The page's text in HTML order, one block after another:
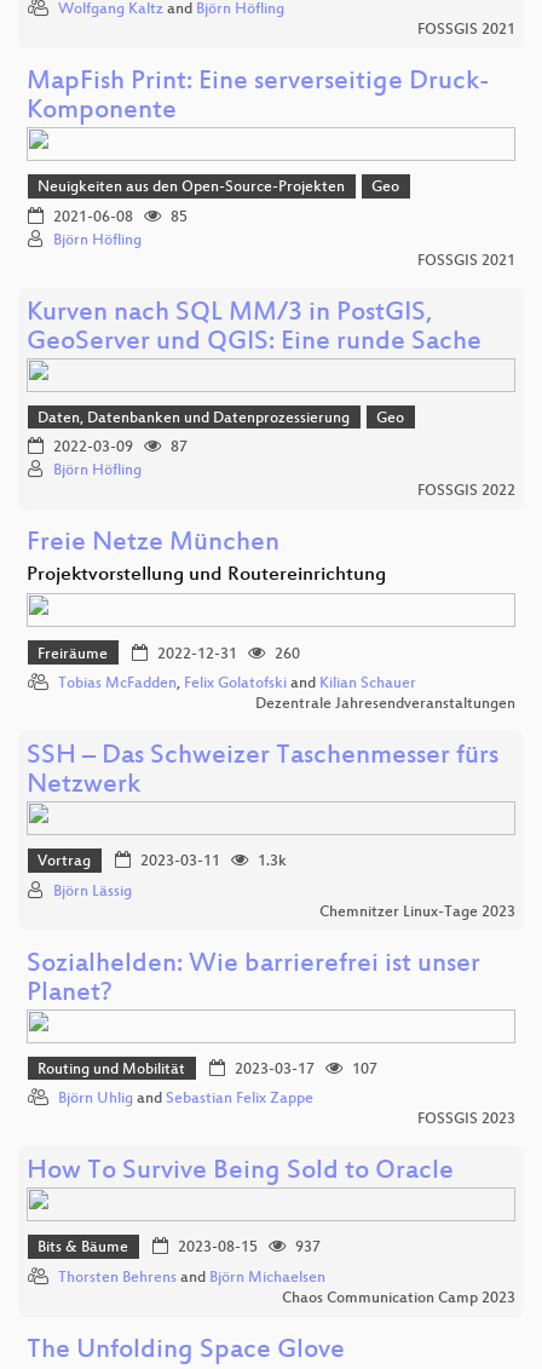
Wolfgang Kaltz and Björn Höfling
FOSSGIS 2021
MapFish Print: Eine serverseitige Druck-
Komponente
Neuigkeiten aus den Open-Source-Projekten
Geo
2021-06-08
85
Björn Höfling
FOSSGIS 2021
Kurven nach SQL MM/3 in PostGIS,
GeoServer und QGIS: Eine runde Sache
Daten, Datenbanken und Datenprozessierung
Geo
2022-03-09
87
Björn Höfling
FOSSGIS 2022
Freie Netze München
Projektvorstellung und Routereinrichtung
Freiräume 2022-12-31
260
Tobias McFadden, Felix Golatofski and Kilian Schauer
Dezentrale Jahresendveranstaltungen
SSH – Das Schweizer Taschenmesser fürs
Netzwerk
Vortrag 2023-03-11
1.3k
Björn Lässig
Chemnitzer Linux-Tage 2023
Sozialhelden: Wie barrierefrei ist unser
Planet?
Routing und Mobilität 2023-03-17
107
Björn Uhlig and Sebastian Felix Zappe
FOSSGIS 2023
How To Survive Being Sold to Oracle
Bits & Bäume 2023-08-15
937
Thorsten Behrens and Björn Michaelsen
Chaos Communication Camp 2023
The Unfolding Space Glove